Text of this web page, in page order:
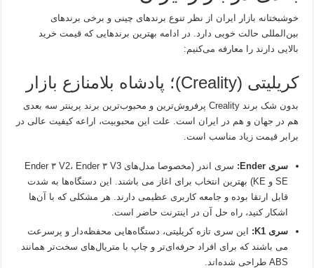
خوشبختانه بازار ایران از نظر تنوع برندهای چینی و برخی برندهای
بین‌المللی حالت خوبی دارد. در ادامه بهترین برندهایی که قیمت خرید
بالایی دارند را معارفه می‌کنیم:
کریلیتی (Creality)؛ پادشاه بلامنازع بازار
بدون شک برند Creality پرفروش‌ترین و محبوب‌ترین برند پرینتر سه بعدی
هم در جهان و هم در ایران است. علت این محبوبیت، اراعه کیفیت عالی در
برابر قیمت زیاد مناسب است.
سری Ender:
سری اندر (مخصوصا مدل‌های Ender ۳ V2، Ender ۳ V3
SE و KE) بهترین انتخاب برای اغاز می باشند. این دستگاه‌ها به شدت
قابل ارتقا بوده و جامعه کاربری عظیمی دارند. هر مشکلی که با آن‌ها
اشکار کنید، راه حل آن در اینترنت حاضر است.
سری K1:
این سری تازه کریلیتی، دستگاه‌هایی محفظه‌دار و پرسرعت
می باشند که برای افراد حرفه‌ای‌تر و چاپ با متریال‌های سخت‌تر همانند
ABS طراحی شده‌اند.